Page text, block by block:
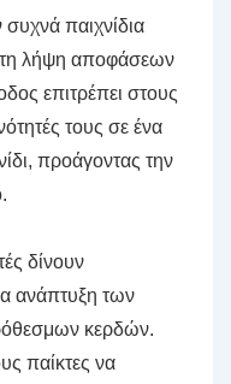
παιχνίδια
λήψη αποφάσεων
επιτρέπει στους
τους σε ένα
προάγοντας την
δίνουν
ανάπτυξη των
κερδών.
παίκτες να